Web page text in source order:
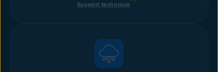
Support technique